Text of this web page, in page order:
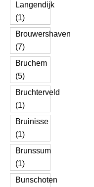
Langendijk
(1)
Brouwershaven
(7)
Bruchem
(5)
Bruchterveld
(1)
Bruinisse
(1)
Brunssum
(1)
Bunschoten